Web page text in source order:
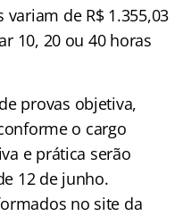
de R$ 1.355,03
10, 20 ou 40 horas
provas objetiva,
o cargo
e prática serão
12 de junho.
no site da